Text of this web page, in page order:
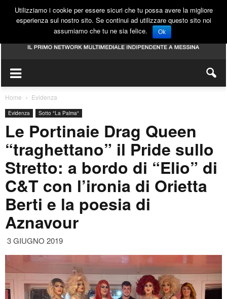
Home Evidenza
Evidenza Sotto "La Palma"
Le Portinaie Drag Queen
“traghettano” il Pride sullo
Stretto: a bordo di “Elio” di
C&T con l’ironia di Orietta
Berti e la poesia di
Aznavour
3 GIUGNO 2019
Utilizziamo i cookie per essere sicuri che tu possa avere la migliore
esperienza sul nostro sito. Se continui ad utilizzare questo sito noi
assumiamo che tu ne sia felice.
Ok